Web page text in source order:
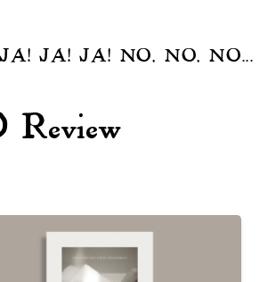
JA! JA! JA! NO, NO, NO...